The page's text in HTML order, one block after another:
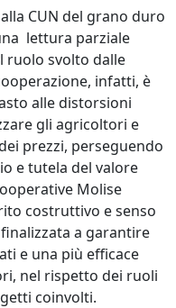
CUN del grano duro
lettura parziale
ruolo svolto dalle
infatti, è
alle distorsioni
gli agricoltori e
prezzi, perseguendo
e tutela del valore
Molise
costruttivo e senso
a garantire
e una più efficace
nel rispetto dei ruoli
coinvolti.